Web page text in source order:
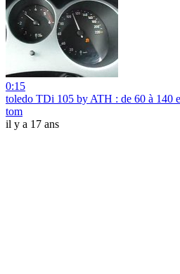
0:15
toledo TDi 105 by ATH : de 60 à 140
tom
il y a 17 ans